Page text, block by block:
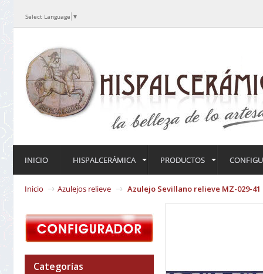
Select Language ▼
INICIO HISPALCERÁMICA PRODUCTOS
Inicio Azulejos relieve Azulejo Sevillano relieve MZ-029-41
Categorías